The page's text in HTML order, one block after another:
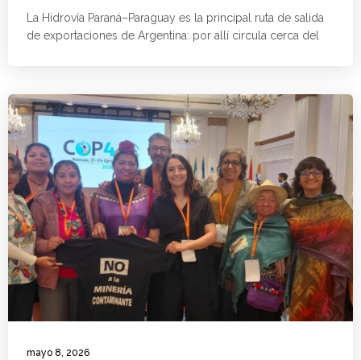
La Hidrovía Paraná–Paraguay es la principal ruta de salida
de exportaciones de Argentina: por allí circula cerca del
mayo 8, 2026